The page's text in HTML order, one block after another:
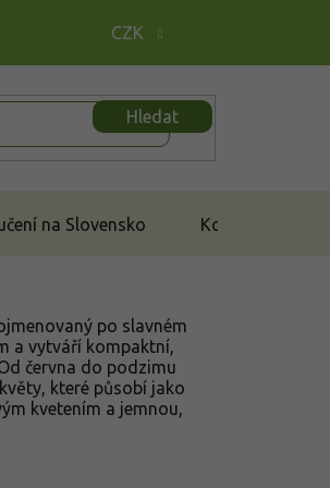
CZK
Hledat
na Slovensko Kontakt
po slavném
a vytváří kompaktní,
června do podzimu
které působí jako
kvetením a jemnou,